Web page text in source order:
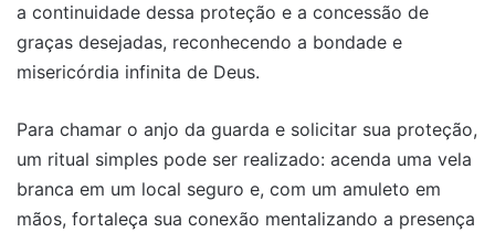
a continuidade dessa proteção e a concessão de
graças desejadas, reconhecendo a bondade e
misericórdia infinita de Deus.
Para chamar o anjo da guarda e solicitar sua proteção,
um ritual simples pode ser realizado: acenda uma vela
branca em um local seguro e, com um amuleto em
mãos, fortaleça sua conexão mentalizando a presença